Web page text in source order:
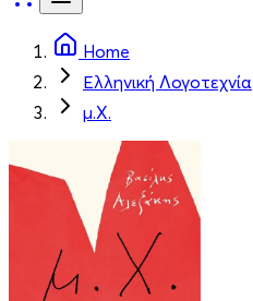
Home
Ελληνική Λογοτεχνία
μ.Χ.